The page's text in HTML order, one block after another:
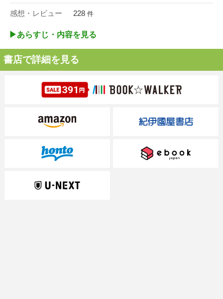
感想・レビュー 228 件
▶︎あらすじ・内容を見る
書店で詳細を見る